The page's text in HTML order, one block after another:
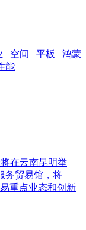
空间 平板
鸿蒙
能
在云南昆明举
务贸易馆，将
重点业态和创新